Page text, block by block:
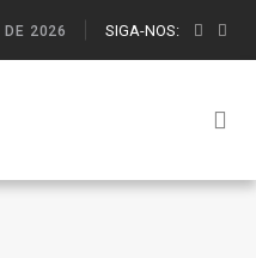
DE 2026 SIGA-NOS: